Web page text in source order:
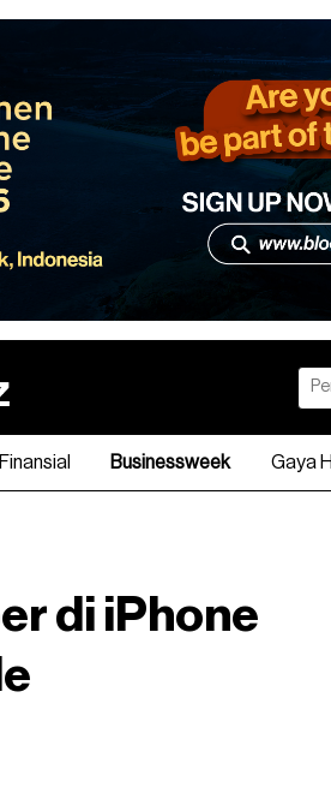
Finansial Businessweek Gaya
di iPhone